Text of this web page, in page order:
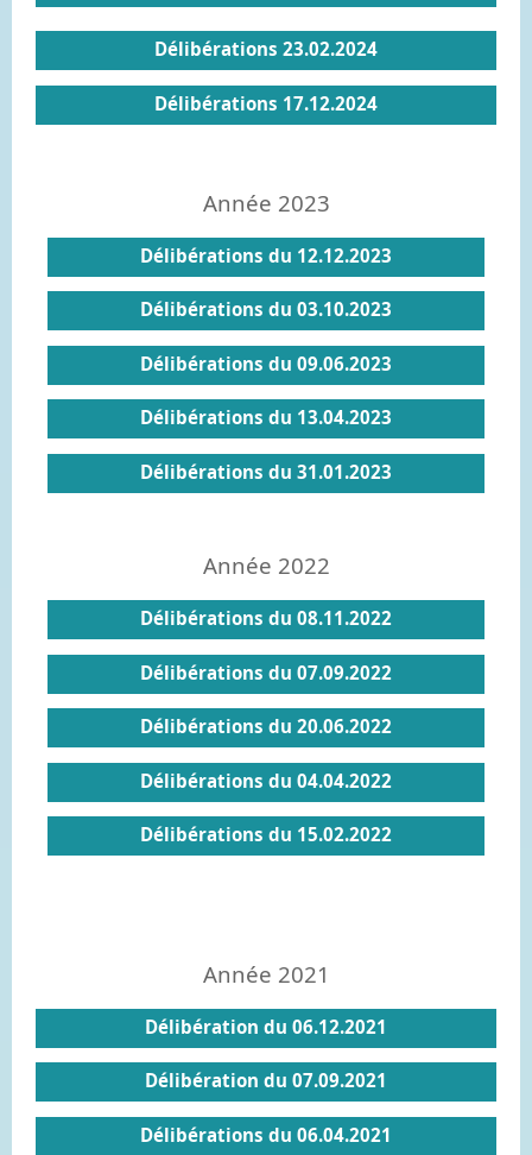
Délibérations 23.02.2024
Délibérations 17.12.2024
Année 2023
Délibérations du 12.12.2023
Délibérations du 03.10.2023
Délibérations du 09.06.2023
Délibérations du 13.04.2023
Délibérations du 31.01.2023
Année 2022
Délibérations du 08.11.2022
Délibérations du 07.09.2022
Délibérations du 20.06.2022
Délibérations du 04.04.2022
Délibérations du 15.02.2022
Année 2021
Délibération du 06.12.2021
Délibération du 07.09.2021
Délibérations du 06.04.2021